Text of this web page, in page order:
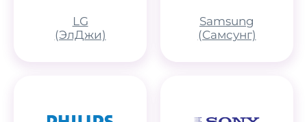
LG
(ЭлДжи)
Samsung
(Самсунг)